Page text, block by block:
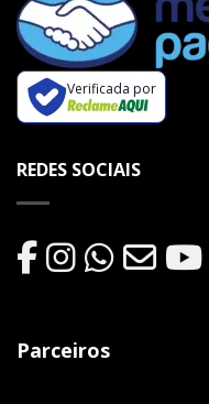
Verificada por
REDES SOCIAIS
Parceiros